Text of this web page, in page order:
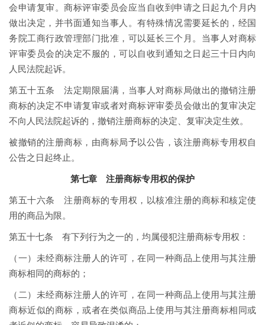
会申请复审。商标评审委员会应当自收到申请之日起九个月内
做出决定，并书面通知当事人。有特殊情况需要延长的，经国
务院工商行政管理部门批准，可以延长三个月。当事人对商标
评审委员会的决定不服的，可以自收到通知之日起三十日内向
人民法院起诉。
第五十五条 法定期限届满，当事人对商标局做出的撤销注册
商标的决定不申请复审或者对商标评审委员会做出的复审决定
不向人民法院起诉的，撤销注册商标的决定、复审决定生效。
被撤销的注册商标，由商标局予以公告，该注册商标专用权自
公告之日起终止。
第七章 注册商标专用权的保护
第五十六条 注册商标的专用权，以核准注册的商标和核定使
用的商品为限。
第五十七条 有下列行为之一的，均属侵犯注册商标专用权：
（一）未经商标注册人的许可，在同一种商品上使用与其注册
商标相同的商标的；
（二）未经商标注册人的许可，在同一种商品上使用与其注册
商标近似的商标，或者在类似商品上使用与其注册商标相同或